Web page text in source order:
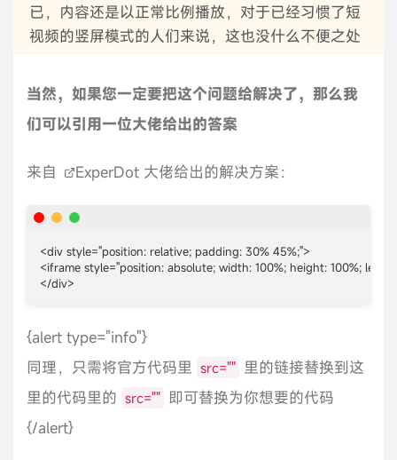
已，内容还是以正常比例播放，对于已经习惯了短
视频的竖屏模式的人们来说，这也没什么不便之处
当然，如果您一定要把这个问题给解决了，那么我
们可以引用一位大佬给出的答案
来自 ExperDot 大佬给出的解决方案：
<div style="position: relative; padding: 30% 45%;">
<iframe style="position: absolute; width: 100%; height: 100%; left:
</div>
{alert type="info"}
同理，只需将官方代码里 src="" 里的链接替换到这
里的代码里的 src="" 即可替换为你想要的代码
{/alert}